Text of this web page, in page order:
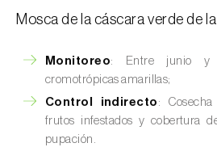
Mosca de la cáscara verde de
Monitoreo: Entre junio y
cromotrópicas amarillas;
Control indirecto :
frutos infestados y cobertura
pupación.